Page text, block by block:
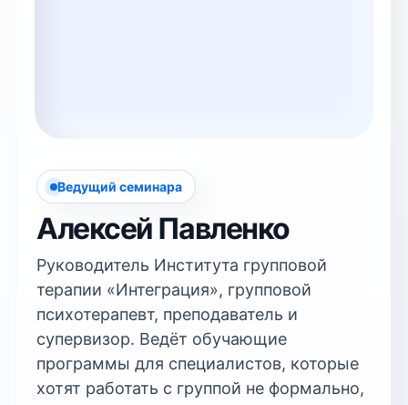
Ведущий семинара
Алексей Павленко
Руководитель Института групповой
терапии «Интеграция», групповой
психотерапевт, преподаватель и
супервизор. Ведёт обучающие
программы для специалистов, которые
хотят работать с группой не формально,